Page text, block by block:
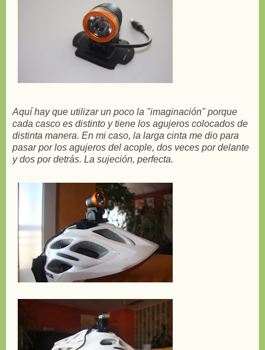
Aquí hay que utilizar un poco la "imaginación" porque
cada casco es distinto y tiene los agujeros colocados de
distinta manera. En mi caso, la larga cinta me dio para
pasar por los agujeros del acople, dos veces por delante
y dos por detrás. La sujeción, perfecta.